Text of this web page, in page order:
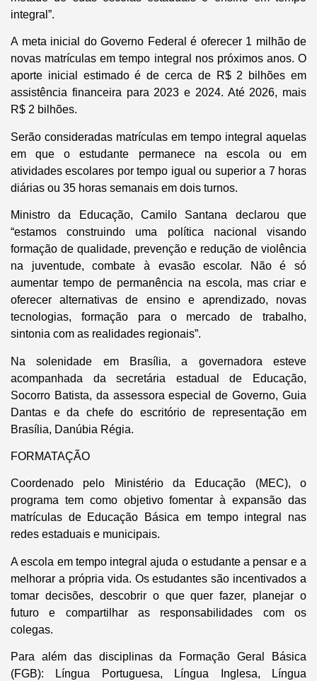
integral”.
A meta inicial do Governo Federal é oferecer 1 milhão de
novas matrículas em tempo integral nos próximos anos. O
aporte inicial estimado é de cerca de R$ 2 bilhões em
assistência financeira para 2023 e 2024. Até 2026, mais
R$ 2 bilhões.
Serão consideradas matrículas em tempo integral aquelas
em que o estudante permanece na escola ou em
atividades escolares por tempo igual ou superior a 7 horas
diárias ou 35 horas semanais em dois turnos.
Ministro da Educação, Camilo Santana declarou que
“estamos construindo uma política nacional visando
formação de qualidade, prevenção e redução de violência
na juventude, combate à evasão escolar. Não é só
aumentar tempo de permanência na escola, mas criar e
oferecer alternativas de ensino e aprendizado, novas
tecnologias, formação para o mercado de trabalho,
sintonia com as realidades regionais”.
Na solenidade em Brasília, a governadora esteve
acompanhada da secretária estadual de Educação,
Socorro Batista, da assessora especial de Governo, Guia
Dantas e da chefe do escritório de representação em
Brasília, Danúbia Régia.
FORMATAÇÃO
Coordenado pelo Ministério da Educação (MEC), o
programa tem como objetivo fomentar à expansão das
matrículas de Educação Básica em tempo integral nas
redes estaduais e municipais.
A escola em tempo integral ajuda o estudante a pensar e a
melhorar a própria vida. Os estudantes são incentivados a
tomar decisões, descobrir o que quer fazer, planejar o
futuro e compartilhar as responsabilidades com os
colegas.
Para além das disciplinas da Formação Geral Básica
(FGB): Língua Portuguesa, Língua Inglesa, Língua